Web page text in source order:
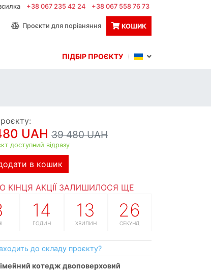
+38 067 235 42 24 +38 067 558 76 73
Проєкти для порівняння КОШИК
ПІДБІР ПРОЄКТУ
UAH 39 480 UAH
доступний відразу
в кошик
КІНЦЯ АКЦІЇ ЗАЛИШИЛОСЯ ЩЕ
14
ГОДИН
13
ХВИЛИН
25
СЕКУНД
до складу проєкту?
котедж двоповерховий